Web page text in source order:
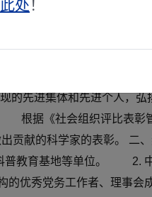
人”评选工作的通知
基地等相关单位及个人
先进集体和先进个人，弘
据《社会组织评比表彰
贡献的科学家的表彰。
教育基地等单位。 2. 中
秀党务工作者、理事会
处 ！